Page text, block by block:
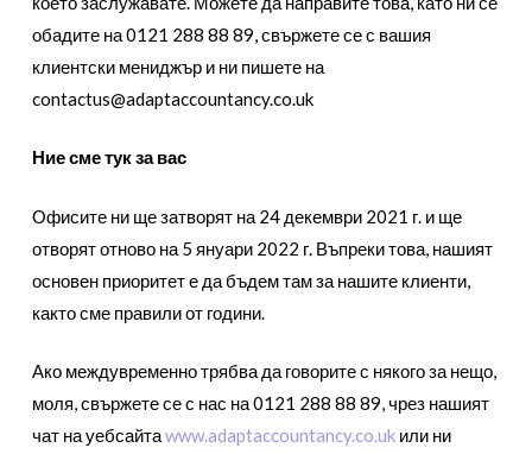
обадите на 0121 288 88 89, свържете се с вашия
клиентски мениджър и ни пишете на
contactus@adaptaccountancy.co.uk
Ние сме тук за вас
Офисите ни ще затворят на 24 декември 2021 г. и ще
отворят отново на 5 януари 2022 г. Въпреки това, нашият
основен приоритет е да бъдем там за нашите клиенти,
както сме правили от години.
Ако междувременно трябва да говорите с някого за нещо,
моля, свържете се с нас на 0121 288 88 89, чрез нашият
чат на уебсайтаwww.adaptaccountancy.co.ukили ни